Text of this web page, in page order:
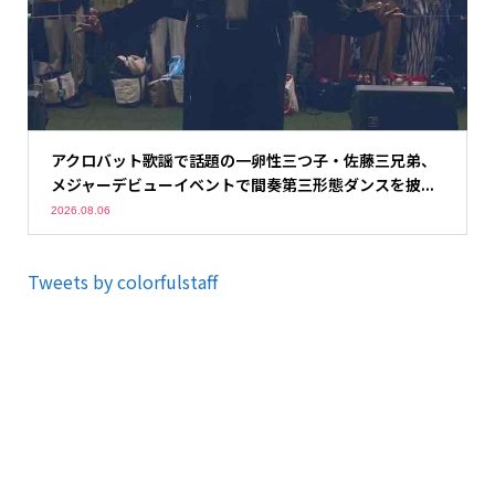
アクロバット歌謡で話題の一卵性三つ子・佐藤三兄弟、
メジャーデビューイベントで間奏第三形態ダンスを披...
2026.08.06
Tweets by colorfulstaff